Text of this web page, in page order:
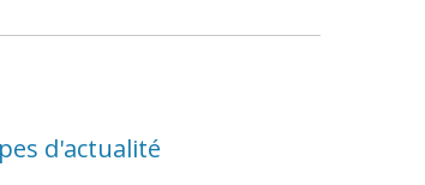
d'actualité